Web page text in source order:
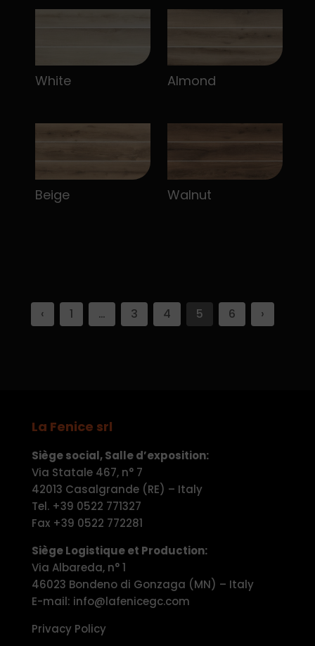
White Almond
Beige Walnut
‹ 1 … 3 4 5 6 ›
La Fenice srl
Siège social, Salle d’exposition:
Via Statale 467, n° 7
42013 Casalgrande (RE) – Italy
Tel. +39 0522 771327
Fax +39 0522 772281
Siège Logistique et Production:
Via Albareda, n° 1
46023 Bondeno di Gonzaga (MN) – Italy
E-mail: info@lafenicegc.com
Privacy Policy